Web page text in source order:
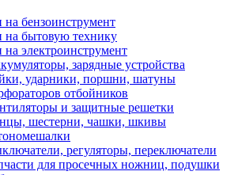
на бензоинструмент
на бытовую технику
на электроинструмент
зарядные устройства
ударники, поршни, шатуны
отбойников
и защитные решетки
шестерни, чашки, шкивы
регуляторы, переключатели
для просечных ножниц, подушки